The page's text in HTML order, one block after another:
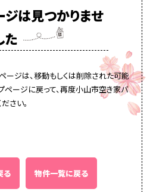
は見つかりませ
た
ージは、移動もしくは削除された可能
ページに戻って、再度小山市空き家バ
さい。
る 物件一覧に戻る